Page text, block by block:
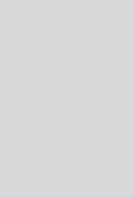
Kampung Halaman